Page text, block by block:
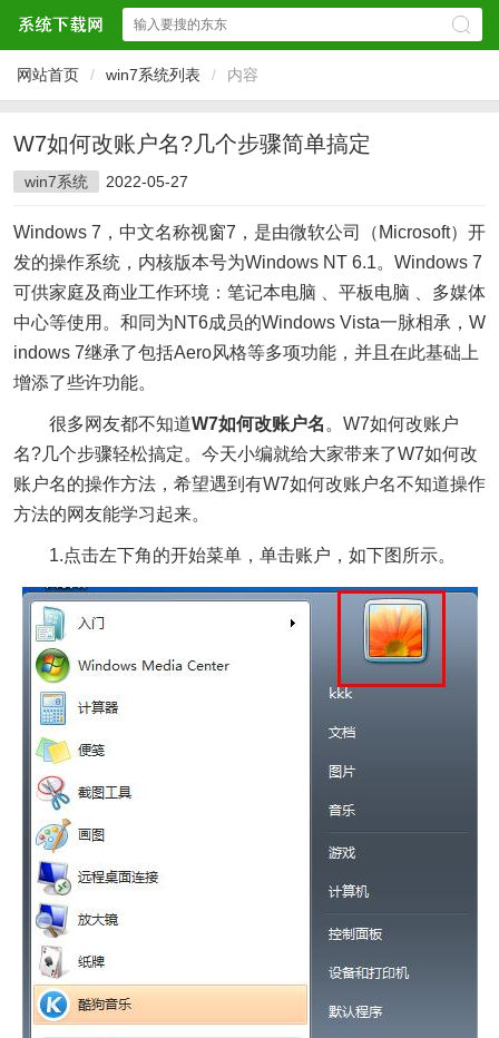
网站首页 / win7系统列表 / 内容
W7如何改账户名?几个步骤简单搞定
win7系统 2022-05-27
Windows 7，中文名称视窗7，是由微软公司（Microsoft）开
发的操作系统，内核版本号为Windows NT 6.1。Windows 7
可供家庭及商业工作环境：笔记本电脑 、平板电脑 、多媒体
中心等使用。和同为NT6成员的Windows Vista一脉相承，W
indows 7继承了包括Aero风格等多项功能，并且在此基础上
增添了些许功能。
很多网友都不知道W7如何改账户名 。W7如何改账户
名?几个步骤轻松搞定。今天小编就给大家带来了W7如何改
账户名的操作方法，希望遇到有W7如何改账户名不知道操作
方法的网友能学习起来。
1.点击左下角的开始菜单，单击账户，如下图所示。